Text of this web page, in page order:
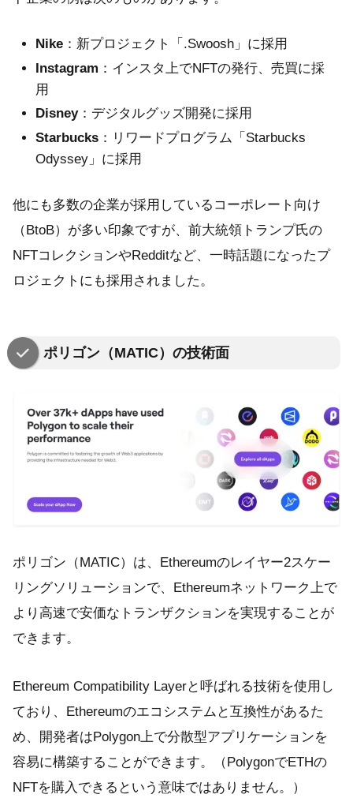
Nike ：新プロジェクト「.Swoosh」に採用
Instagram ：インスタ上でNFTの発行、売買に採
用
Disney：デジタルグッズ開発に採用
Starbucks ：リワードプログラム「Starbucks
Odyssey」に採用
他にも多数の企業が採用しているコーポレート向け
（BtoB）が多い印象ですが、前大統領トランプ氏の
NFTコレクションやRedditなど、一時話題になったプ
ロジェクトにも採用されました。
ポリゴン（MATIC）の技術面
ポリゴン（MATIC）は、Ethereumのレイヤー2スケー
リングソリューションで、Ethereumネットワーク上で
より高速で安価なトランザクションを実現することが
できます。
Ethereum Compatibility Layerと呼ばれる技術を使用し
ており、Ethereumのエコシステムと互換性があるた
め、開発者はPolygon上で分散型アプリケーションを
容易に構築することができます。（PolygonでETHの
NFTを購入できるという意味ではありません。）